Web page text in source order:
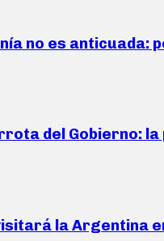
no es anticuada:
del Gobierno:
la Argentina